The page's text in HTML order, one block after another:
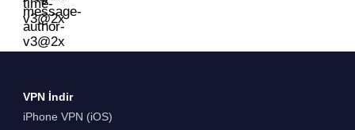
VPN İndir
iPhone VPN (iOS)